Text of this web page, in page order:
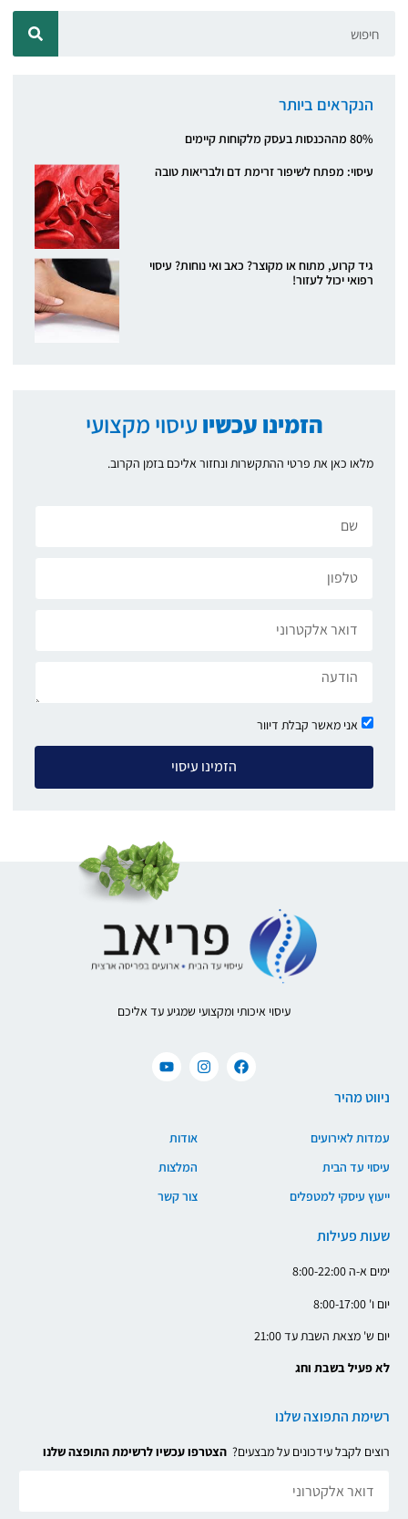
הנקראים ביותר
80% מההכנסות בעסק מלקוחות קיימים
עיסוי: מפתח לשיפור זרימת דם ולבריאות טובה
גיד קרוע, מתוח או מקוצר? כאב ואי נוחות? עיסוי
רפואי יכול לעזור!
הזמינו עכשיו עיסוי מקצועי
מלאו כאן את פרטי ההתקשרות ונחזור אליכם בזמן הקרוב.
אני מאשר קבלת דיוור
הזמינו עיסוי
עיסוי איכותי ומקצועי שמגיע עד אליכם
ניווט מהיר
עמדות לאירועים
עיסוי עד הבית
ייעוץ עיסקי למטפלים
אודות
המלצות
צור קשר
שעות פעילות
ימים א-ה 8:00-22:00
יום ו' 8:00-17:00
יום ש' מצאת השבת עד 21:00
לא פעיל בשבת וחג
רשימת התפוצה שלנו
רוצים לקבל עידכונים על מבצעים? הצטרפו עכשיו לרשימת התופצה שלנו